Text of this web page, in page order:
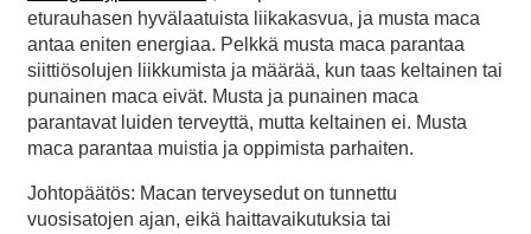
eturauhasen hyvälaatuista liikakasvua, ja musta maca
antaa eniten energiaa. Pelkkä musta maca parantaa
siittiösolujen liikkumista ja määrää, kun taas keltainen tai
punainen maca eivät. Musta ja punainen maca
parantavat luiden terveyttä, mutta keltainen ei. Musta
maca parantaa muistia ja oppimista parhaiten.
Johtopäätös: Macan terveysedut on tunnettu
vuosisatojen ajan, eikä haittavaikutuksia tai